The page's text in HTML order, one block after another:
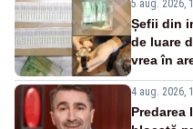
5 aug. 2026,
Șefii din
de luare
vrea în
4 aug. 2026,
Predarea